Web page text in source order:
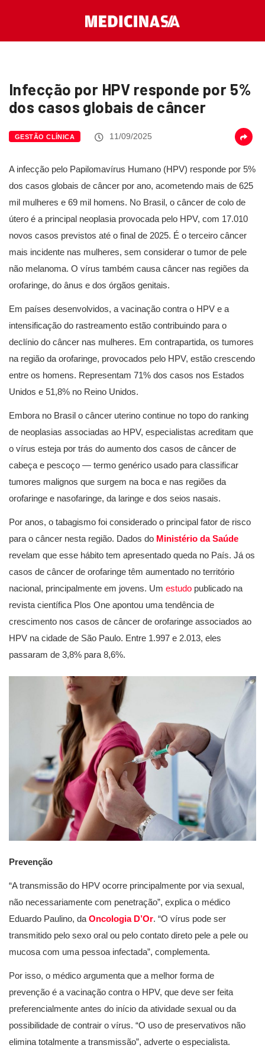
Infecção por HPV responde por 5%
dos casos globais de câncer
GESTÃO CLÍNICA 11/09/2025
A infecção pelo Papilomavírus Humano (HPV) responde por 5%
dos casos globais de câncer por ano, acometendo mais de 625
mil mulheres e 69 mil homens. No Brasil, o câncer de colo de
útero é a principal neoplasia provocada pelo HPV, com 17.010
novos casos previstos até o final de 2025. É o terceiro câncer
mais incidente nas mulheres, sem considerar o tumor de pele
não melanoma. O vírus também causa câncer nas regiões da
orofaringe, do ânus e dos órgãos genitais.
Em países desenvolvidos, a vacinação contra o HPV e a
intensificação do rastreamento estão contribuindo para o
declínio do câncer nas mulheres. Em contrapartida, os tumores
na região da orofaringe, provocados pelo HPV, estão crescendo
entre os homens. Representam 71% dos casos nos Estados
Unidos e 51,8% no Reino Unidos.
Embora no Brasil o câncer uterino continue no topo do ranking
de neoplasias associadas ao HPV, especialistas acreditam que
o vírus esteja por trás do aumento dos casos de câncer de
cabeça e pescoço — termo genérico usado para classificar
tumores malignos que surgem na boca e nas regiões da
orofaringe e nasofaringe, da laringe e dos seios nasais.
Por anos, o tabagismo foi considerado o principal fator de risco
para o câncer nesta região. Dados do Ministério da Saúde
revelam que esse hábito tem apresentado queda no País. Já os
casos de câncer de orofaringe têm aumentado no território
nacional, principalmente em jovens. Um estudo publicado na
revista científica Plos One apontou uma tendência de
crescimento nos casos de câncer de orofaringe associados ao
HPV na cidade de São Paulo. Entre 1.997 e 2.013, eles
passaram de 3,8% para 8,6%.
Prevenção
“A transmissão do HPV ocorre principalmente por via sexual,
não necessariamente com penetração”, explica o médico
Eduardo Paulino, da Oncologia D’Or. “O vírus pode ser
transmitido pelo sexo oral ou pelo contato direto pele a pele ou
mucosa com uma pessoa infectada”, complementa.
Por isso, o médico argumenta que a melhor forma de
prevenção é a vacinação contra o HPV, que deve ser feita
preferencialmente antes do início da atividade sexual ou da
possibilidade de contrair o vírus. “O uso de preservativos não
elimina totalmente a transmissão”, adverte o especialista.